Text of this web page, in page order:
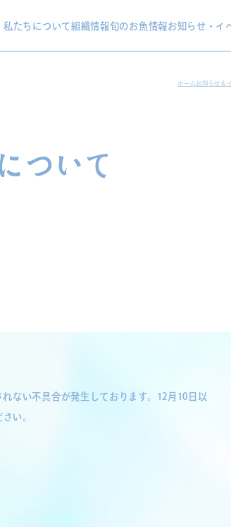
私たちについて組織情報旬のお魚情報お知らせ・イ
ホーム お知らせ＆
ついて
ない不具合が発生しております。12月10日以
い。